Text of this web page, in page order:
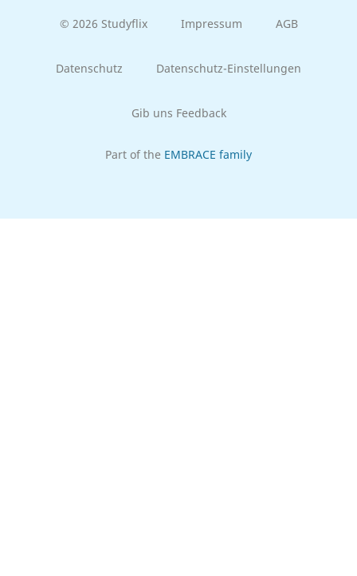
© 2026 Studyflix Impressum AGB
Datenschutz Datenschutz-Einstellungen
Gib uns Feedback
Part of the EMBRACE family